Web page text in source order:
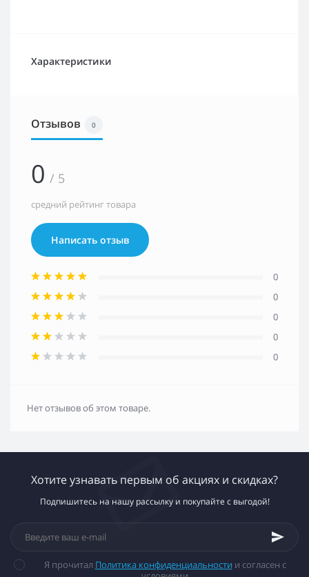
Характеристики
Отзывов 0
0 / 5
средний рейтинг товара
Написать отзыв
0
0
0
0
0
Нет отзывов об этом товаре.
Хотите узнавать первым об акциях и скидках?
Подпишитесь на нашу рассылку и покупайте с выгодой!
Я прочитал Политика конфиденциальности и согласен с